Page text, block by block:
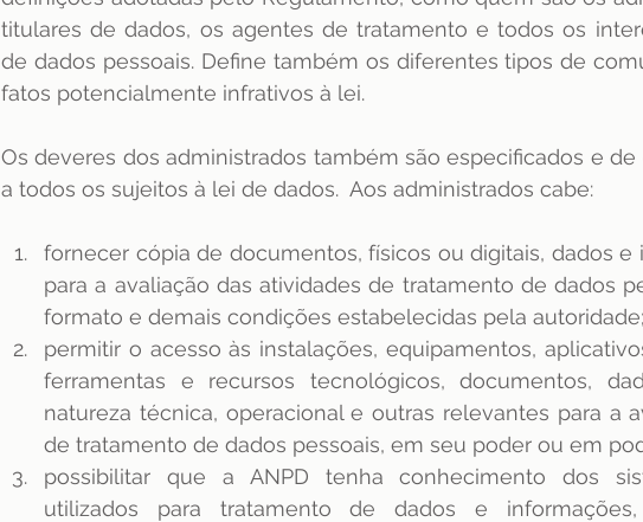
titulares de dados, os agentes de tratamento e todos os
de dados pessoais. Define também os diferentes tipos de
fatos potencialmente infrativos à lei.
Os deveres dos administrados também são especificados e
a todos os sujeitos à lei de dados.  Aos administrados cabe:
fornecer cópia de documentos, físicos ou digitais, dados e
para a avaliação das atividades de tratamento de dados
formato e demais condições estabelecidas pela autoridade;
permitir o acesso às instalações, equipamentos,
ferramentas e recursos tecnológicos, documentos,
natureza técnica, operacional e outras relevantes para a
de tratamento de dados pessoais, em seu poder ou em
possibilitar que a ANPD tenha conhecimento dos
utilizados para tratamento de dados e